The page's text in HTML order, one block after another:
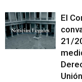
El
21/